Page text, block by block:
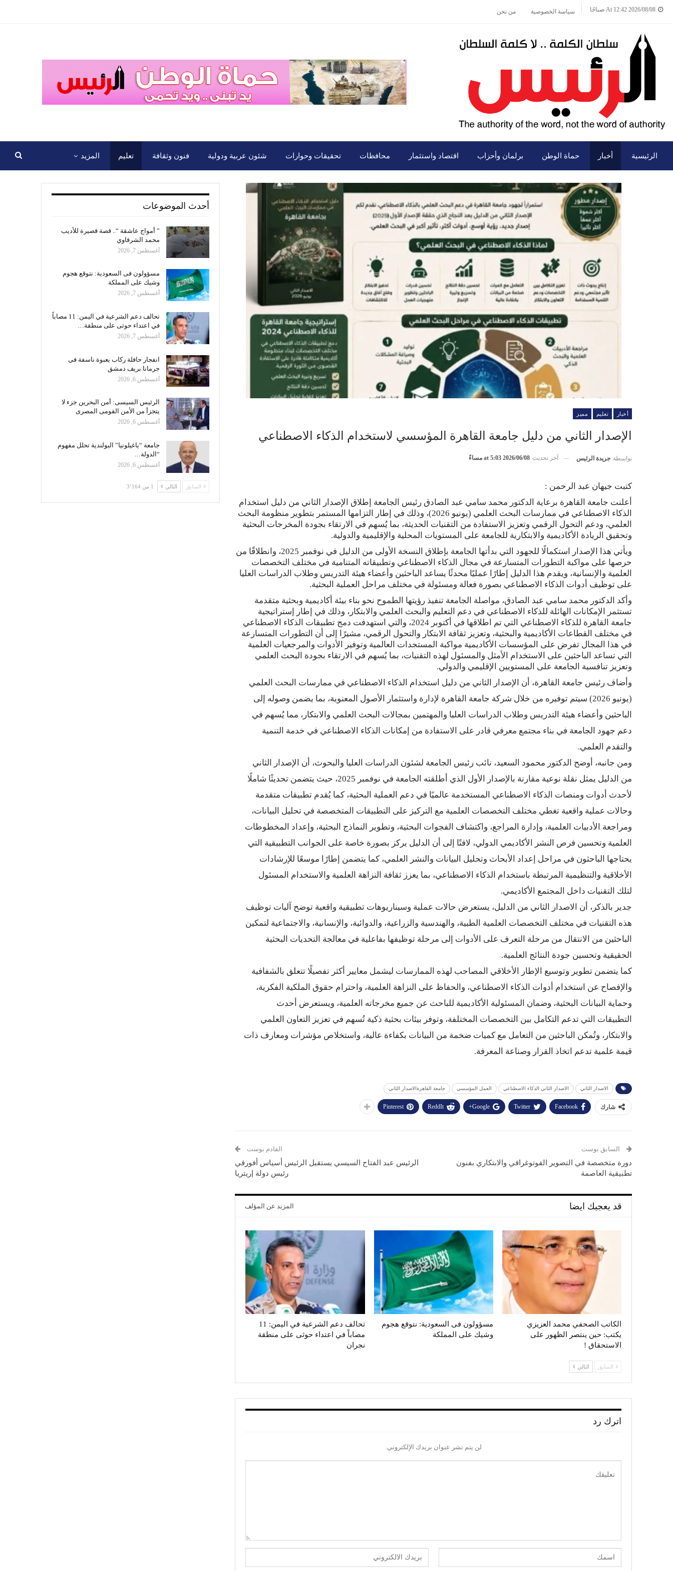
2026/08/08 At 12:42 صباحًا سياسة الخصوصية من نحن
الرئيسية أخبار حماة الوطن برلمان وأحزاب اقتصاد واستثمار محافظات تحقيقات وحوارات شئون عربية ودولية فنون وثقافة تعليم المزيد
أخبار تعليم مميز
الإصدار الثاني من دليل جامعة القاهرة المؤسسي لاستخدام الذكاء الاصطناعي
بواسطة جريدة الرئيس آخر تحديث 2026/06/08 at 5:03 مساءً
كتبت جيهان عبد الرحمن :
أعلنت جامعة القاهرة برعاية الدكتور محمد سامي عبد الصادق رئيس الجامعة إطلاق الإصدار الثاني من دليل استخدام
الذكاء الاصطناعي في ممارسات البحث العلمي (يونيو 2026)، وذلك في إطار التزامها المستمر بتطوير منظومة البحث
العلمي، ودعم التحول الرقمي وتعزيز الاستفادة من التقنيات الحديثة، بما يُسهم في الارتقاء بجودة المخرجات البحثية
وتحقيق الريادة الأكاديمية والابتكارية للجامعة على المستويات المحلية والإقليمية والدولية.
ويأتي هذا الإصدار استكمالًا للجهود التي بدأتها الجامعة بإطلاق النسخة الأولى من الدليل في نوفمبر 2025، وانطلاقًا من
حرصها على مواكبة التطورات المتسارعة في مجال الذكاء الاصطناعي وتطبيقاته المتنامية في مختلف التخصصات
العلمية والإنسانية، ويقدم هذا الدليل إطارًا عمليًا محدثًا يساعد الباحثين وأعضاء هيئة التدريس وطلاب الدراسات العليا
على توظيف أدوات الذكاء الاصطناعي بصورة فعالة ومسئولة في مختلف مراحل العملية البحثية.
وأكد الدكتور محمد سامي عبد الصادق، مواصلة الجامعة تنفيذ رؤيتها الطموح نحو بناء بيئة أكاديمية وبحثية متقدمة
تستثمر الإمكانات الهائلة للذكاء الاصطناعي في دعم التعليم والبحث العلمي والابتكار، وذلك في إطار إستراتيجية
جامعة القاهرة للذكاء الاصطناعي التي تم اطلاقها في أكتوبر 2024، والتي استهدفت دمج تطبيقات الذكاء الاصطناعي
في مختلف القطاعات الأكاديمية والبحثية، وتعزيز ثقافة الابتكار والتحول الرقمي، مشيرًا إلى أن التطورات المتسارعة
في هذا المجال تفرض على المؤسسات الأكاديمية مواكبة المستجدات العالمية وتوفير الأدوات والمرجعيات العلمية
التي تساعد الباحثين على الاستخدام الأمثل والمسئول لهذه التقنيات، بما يُسهم في الارتقاء بجودة البحث العلمي
وتعزيز تنافسية الجامعة على المستويين الإقليمي والدولي.
وأضاف رئيس جامعة القاهرة، أن الإصدار الثاني من دليل استخدام الذكاء الاصطناعي في ممارسات البحث العلمي
(يونيو 2026) سيتم توفيره من خلال شركة جامعة القاهرة لإدارة واستثمار الأصول المعنوية، بما يضمن وصوله إلى
الباحثين وأعضاء هيئة التدريس وطلاب الدراسات العليا والمهتمين بمجالات البحث العلمي والابتكار، مما يُسهم في
دعم جهود الجامعة في بناء مجتمع معرفي قادر على الاستفادة من إمكانات الذكاء الاصطناعي في خدمة التنمية
والتقدم العلمي.
ومن جانبه، أوضح الدكتور محمود السعيد، نائب رئيس الجامعة لشئون الدراسات العليا والبحوث، أن الإصدار الثاني
من الدليل يمثل نقلة نوعية مقارنة بالإصدار الأول الذي أطلقته الجامعة في نوفمبر 2025، حيث يتضمن تحديثًا شاملًا
لأحدث أدوات ومنصات الذكاء الاصطناعي المستخدمة عالميًا في دعم العملية البحثية، كما يُقدم تطبيقات متقدمة
وحالات عملية واقعية تغطي مختلف التخصصات العلمية مع التركيز على التطبيقات المتخصصة في تحليل البيانات،
ومراجعة الأدبيات العلمية، وإدارة المراجع، واكتشاف الفجوات البحثية، وتطوير النماذج البحثية، وإعداد المخطوطات
العلمية وتحسين فرص النشر الأكاديمي الدولي، لافتًا إلى أن الدليل يركز بصورة خاصة على الجوانب التطبيقية التي
يحتاجها الباحثون في مراحل إعداد الأبحاث وتحليل البيانات والنشر العلمي، كما يتضمن إطارًا موسعًا للإرشادات
الأخلاقية والتنظيمية المرتبطة باستخدام الذكاء الاصطناعي، بما يعزز ثقافة النزاهة العلمية والاستخدام المسئول
لتلك التقنيات داخل المجتمع الأكاديمي.
جدير بالذكر، أن الاصدار الثاني من الدليل، يستعرض حالات عملية وسيناريوهات تطبيقية واقعية توضح آليات توظيف
هذه التقنيات في مختلف التخصصات العلمية الطبية، والهندسية والزراعية، والدوائية، والإنسانية، والاجتماعية لتمكين
الباحثين من الانتقال من مرحلة التعرف على الأدوات إلى مرحلة توظيفها بفاعلية في معالجة التحديات البحثية
الحقيقية وتحسين جودة النتائج العلمية.
كما يتضمن تطوير وتوسيع الإطار الأخلاقي المصاحب لهذه الممارسات ليشمل معايير أكثر تفصيلًا تتعلق بالشفافية
والإفصاح عن استخدام أدوات الذكاء الاصطناعي، والحفاظ على النزاهة العلمية، واحترام حقوق الملكية الفكرية،
وحماية البيانات البحثية، وضمان المسئولية الأكاديمية للباحث عن جميع مخرجاته العلمية، ويستعرض أحدث
التطبيقات التي تدعم التكامل بين التخصصات المختلفة، وتوفر بيئات بحثية ذكية تُسهم في تعزيز التعاون العلمي
والابتكار، وتُمكن الباحثين من التعامل مع كميات ضخمة من البيانات بكفاءة عالية، واستخلاص مؤشرات ومعارف ذات
قيمة علمية تدعم اتخاذ القرار وصناعة المعرفة.
الاصدار الثاني الاصدار الثاني الذكاء الاصطناعي العمل المؤسسي جامعة القاهرةالاصدار الثاني
شارك Facebook
Twitter
Google+
ReddIt
Pinterest
السابق بوست
دورة متخصصة في التصوير الفوتوغرافي والابتكاري بفنون
تطبيقية العاصمة
القادم بوست
الرئيس عبد الفتاح السيسي يستقبل الرئيس أسياس أفورقي
رئيس دولة إريتريا
قد يعجبك ايضا المزيد عن المؤلف
الكاتب الصحفي محمد العزيزي
يكتب: حين ينتصر الظهور على
الاستحقاق !
مسؤولون فى السعودية: نتوقع هجوم
وشيك على المملكة
تحالف دعم الشرعية في اليمن: 11
مصاباً في اعتداء حوثى على منطقة
نجران
السابق التالي
اترك رد
لن يتم نشر عنوان بريدك الإلكتروني.
أحدث الموضوعات
” أمواج عاشقة “.. قصة قصيرة للأديب
محمد الشرقاوي
أغسطس 7, 2026
مسؤولون فى السعودية: نتوقع هجوم
وشيك على المملكة
أغسطس 7, 2026
تحالف دعم الشرعية في اليمن: 11 مصاباً
في اعتداء حوثى على منطقة…
أغسطس 7, 2026
انفجار حافلة ركاب بعبوة ناسفة فى
جرمانا بريف دمشق
أغسطس 6, 2026
الرئيس السيسى: أمن البحرين جزء لا
يتجزأ من الأمن القومى المصرى
أغسطس 6, 2026
جامعة “ياغيلونيا” البولندية تحلل مفهوم
“الدولة…
أغسطس 6, 2026
السابق التالي 1 من 3٬164